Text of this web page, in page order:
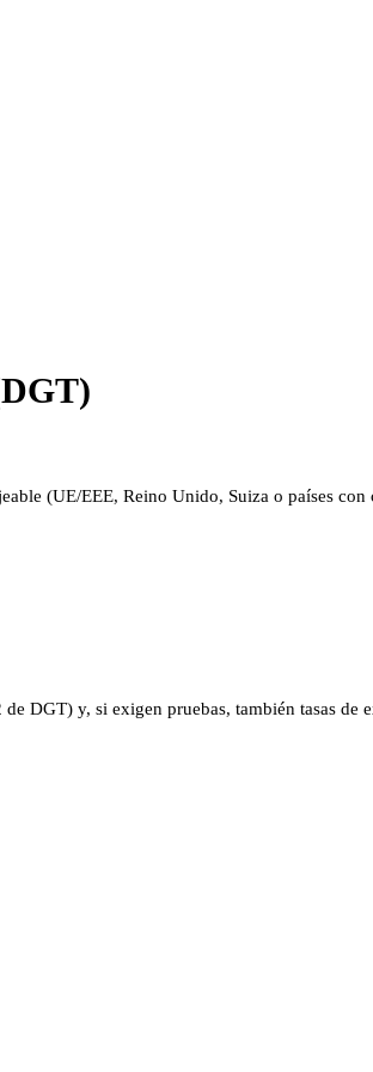
(UE/EEE, Reino Unido, Suiza o países
DGT) y, si exigen pruebas, también tasas de